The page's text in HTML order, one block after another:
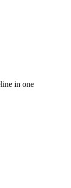
in one